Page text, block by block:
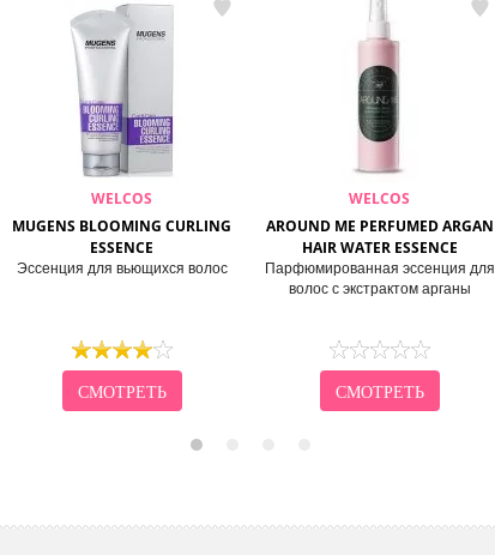
WELCOS
MUGENS BLOOMING CURLING
ESSENCE
Эссенция для вьющихся волос
СМОТРЕТЬ
WELCOS
AROUND ME PERFUMED ARGAN
HAIR WATER ESSENCE
Парфюмированная эссенция для
волос с экстрактом арганы
СМОТРЕТЬ